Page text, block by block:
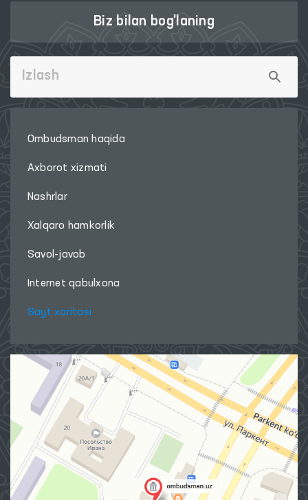
Biz bilan bog'laning
Ombudsman haqida
Axborot xizmati
Nashrlar
Xalqaro hamkorlik
Savol-javob
Internet qabulxona
Sayt xaritasi